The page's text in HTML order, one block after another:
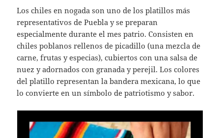
Los chiles en nogada son uno de los platillos más
representativos de Puebla y se preparan
especialmente durante el mes patrio. Consisten en
chiles poblanos rellenos de picadillo (una mezcla de
carne, frutas y especias), cubiertos con una salsa de
nuez y adornados con granada y perejil. Los colores
del platillo representan la bandera mexicana, lo que
lo convierte en un símbolo de patriotismo y sabor.